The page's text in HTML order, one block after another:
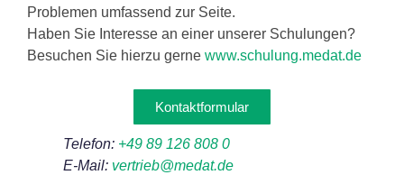
Problemen umfassend zur Seite.
Haben Sie Interesse an einer unserer Schulungen?
Besuchen Sie hierzu gerne www.schulung.medat.de
Kontaktformular
Telefon: +49 89 126 808 0
E-Mail: vertrieb@medat.de